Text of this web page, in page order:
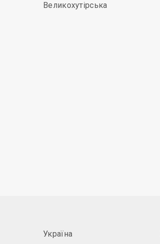
Великохутірська
Україна